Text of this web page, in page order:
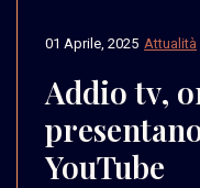
Attualità
01 Aprile, 2025
Addio tv,
YouTube